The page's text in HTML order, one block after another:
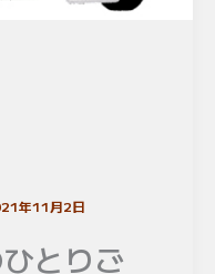
年11月2日
とりご